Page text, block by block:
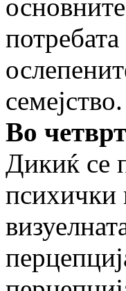
семејство.
Во
Дикиќ се
психички